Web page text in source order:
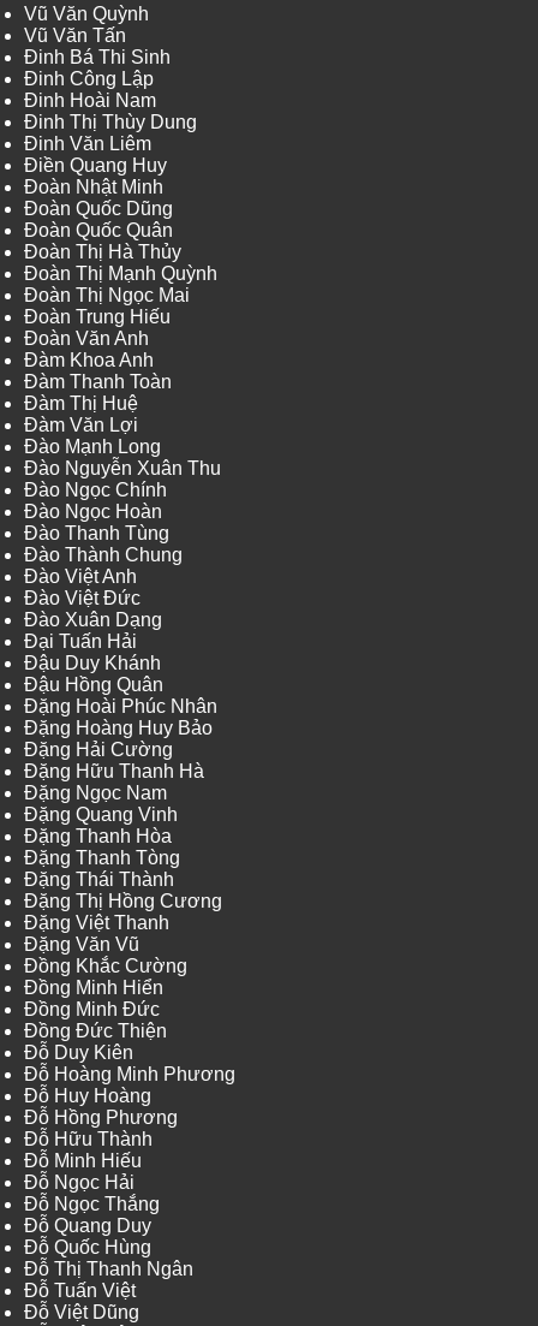
Vũ Văn Quỳnh
Vũ Văn Tấn
Đinh Bá Thi Sinh
Đinh Công Lập
Đinh Hoài Nam
Đinh Thị Thùy Dung
Đinh Văn Liêm
Điền Quang Huy
Đoàn Nhật Minh
Đoàn Quốc Dũng
Đoàn Quốc Quân
Đoàn Thị Hà Thủy
Đoàn Thị Mạnh Quỳnh
Đoàn Thị Ngọc Mai
Đoàn Trung Hiếu
Đoàn Văn Anh
Đàm Khoa Anh
Đàm Thanh Toàn
Đàm Thị Huệ
Đàm Văn Lợi
Đào Mạnh Long
Đào Nguyễn Xuân Thu
Đào Ngọc Chính
Đào Ngọc Hoàn
Đào Thanh Tùng
Đào Thành Chung
Đào Việt Anh
Đào Việt Đức
Đào Xuân Dạng
Đại Tuấn Hải
Đậu Duy Khánh
Đậu Hồng Quân
Đặng Hoài Phúc Nhân
Đặng Hoàng Huy Bảo
Đặng Hải Cường
Đặng Hữu Thanh Hà
Đặng Ngọc Nam
Đặng Quang Vinh
Đặng Thanh Hòa
Đặng Thanh Tòng
Đặng Thái Thành
Đặng Thị Hồng Cương
Đặng Việt Thanh
Đặng Văn Vũ
Đồng Khắc Cường
Đồng Minh Hiển
Đồng Minh Đức
Đồng Đức Thiện
Đỗ Duy Kiên
Đỗ Hoàng Minh Phương
Đỗ Huy Hoàng
Đỗ Hồng Phương
Đỗ Hữu Thành
Đỗ Minh Hiếu
Đỗ Ngọc Hải
Đỗ Ngọc Thắng
Đỗ Quang Duy
Đỗ Quốc Hùng
Đỗ Thị Thanh Ngân
Đỗ Tuấn Việt
Đỗ Việt Dũng